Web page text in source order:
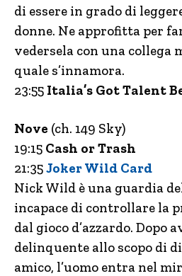
di essere in grado di
donne. Ne approfitta per
vedersela con una collega
quale s’innamora.
23:55 Italia’s Got Talent
Nove (ch. 149 Sky)
19:15 Cash or Trash
21:35Joker Wild Card
Nick Wild è una guardia
incapace di controllare la
dal gioco d’azzardo. Dopo
delinquente allo scopo di
amico, l’uomo entra nel